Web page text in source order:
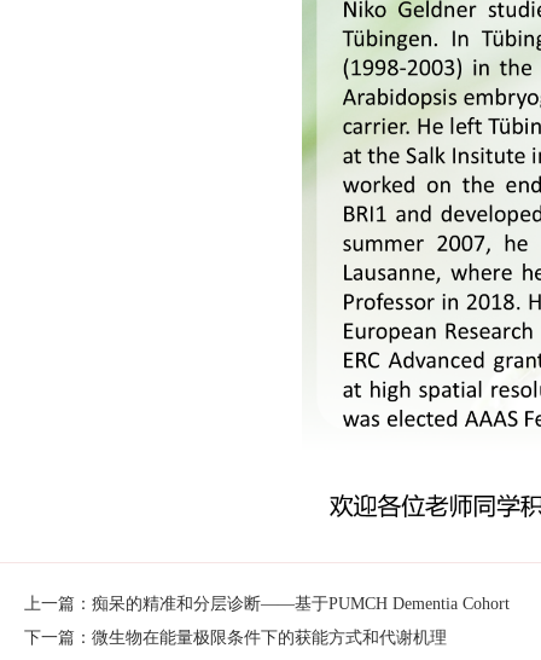
上一篇：痴呆的精准和分层诊断——基于PUMCH Dementia Cohort
下一篇：微生物在能量极限条件下的获能方式和代谢机理